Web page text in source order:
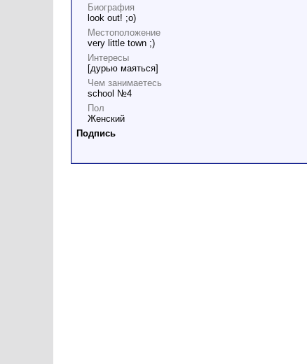
Биография
look out! ;о)
Местоположение
very little town ;)
Интересы
[дурью маяться]
Чем занимаетесь
school №4
Пол
Женский
Подпись